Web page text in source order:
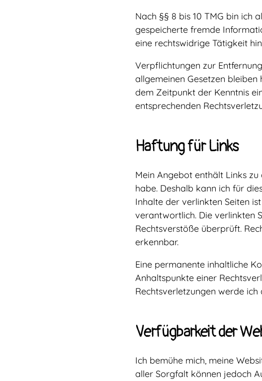
Nach §§ 8 bis 10 TMG bin ich
gespeicherte fremde
eine rechtswidrige Tätigkeit
Verpflichtungen zur
allgemeinen Gesetzen
dem Zeitpunkt der Kenntnis
entsprechenden
Haftung für Links
Mein Angebot enthält Links
habe. Deshalb kann ich für
Inhalte der verlinkten Seiten
verantwortlich. Die verlinkten
Rechtsverstöße überprüft.
erkennbar.
Eine permanente inhaltliche
Anhaltspunkte einer
Rechtsverletzungen werde
Verfügbarkeit der
Ich bemühe mich, meine
aller Sorgfalt können jedoch